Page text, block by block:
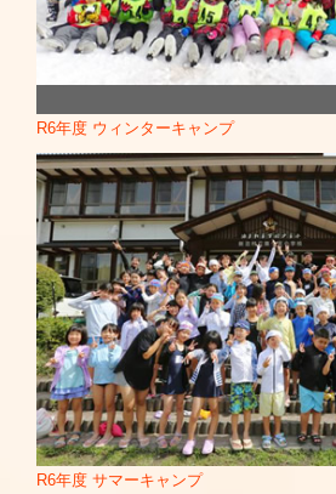
■リトルママ・イベント出演
■名城大学「健康サポート体操」
■広島県どんぐり村親子体操教室
■福岡県すばる保育園親子体操教室
■兵庫県洲本市親子体操教室・指導者
■ヨネックスプロアマ出場
■夏の研修会・ワンダー社・チャイル
■鳥取県米子市保育協議会 研修会
■警視庁特殊詐欺被害防止 イベント
辺
■福島県南相馬市 親子体操教室
■警視庁四谷警察署一日署長 2019年9
■SOKAキッズフェスタ 出演
■国立岩手青少年交流の家「テンパー
操教室
■国立江田島青少年交流の家 親子体操
～
第８シリーズで優勝
■買物大スキ！女神の市場(2008年6月
■いつみても波瀾万丈
■ザ!情報ツウ
■人生が変わる1分間の深イイ話
■1番ソングSHOW
■AKB48vs芸能人ファミリー
■ＡＨＡ！
■ガチガセ
■誰だって波瀾爆笑
■踊る！さんま御殿!!
■有吉ゼミ
■ヒルナンデス！
■THEシークレット健診
■女神のマルシェ
R6年度 ウィンターキャンプ
R6年度 サマーキャンプ